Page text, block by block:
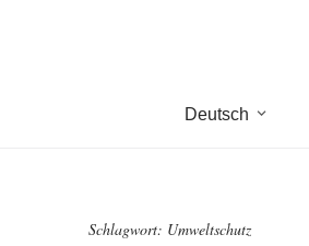
Deutsch
Schlagwort: Umweltschutz